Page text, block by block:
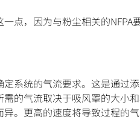
点，因为与粉尘相关的NFPA
系统的气流要求。这是通过
需的气流取决于吸风罩的大小
。更高的速度将导致过程的